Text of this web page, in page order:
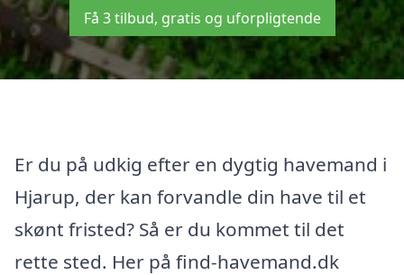
Få 3 tilbud, gratis og uforpligtende
Er du på udkig efter en dygtig havemand i
Hjarup, der kan forvandle din have til et
skønt fristed? Så er du kommet til det
rette sted. Her på find-havemand.dk